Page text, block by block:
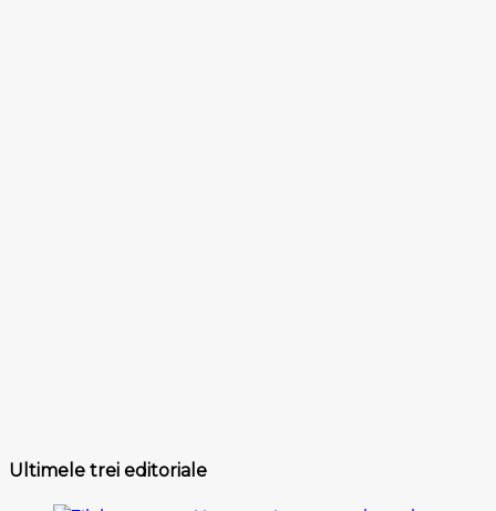
Ultimele trei editoriale